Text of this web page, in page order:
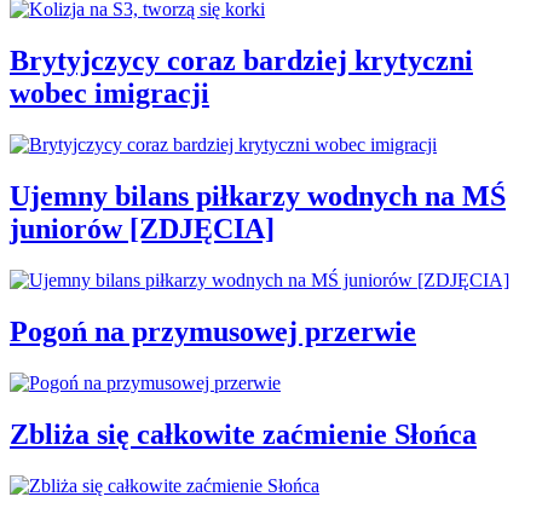
Brytyjczycy coraz bardziej krytyczni
wobec imigracji
Ujemny bilans piłkarzy wodnych na MŚ
juniorów [ZDJĘCIA]
Pogoń na przymusowej przerwie
Zbliża się całkowite zaćmienie Słońca